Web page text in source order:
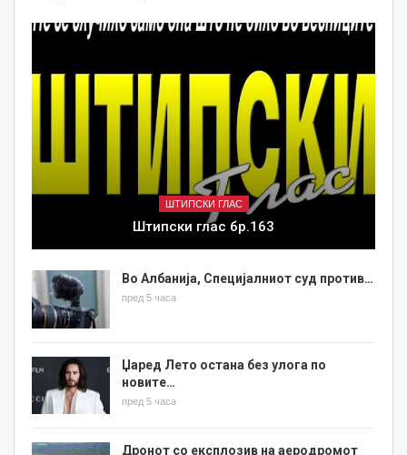
ШТИПСКИ ГЛАС
Штипски глас бр.163
Во Албанија, Специјалниот суд против…
пред 5 часа
Џаред Лето остана без улога по
новите…
пред 5 часа
Дронот со експлозив на аеродромот